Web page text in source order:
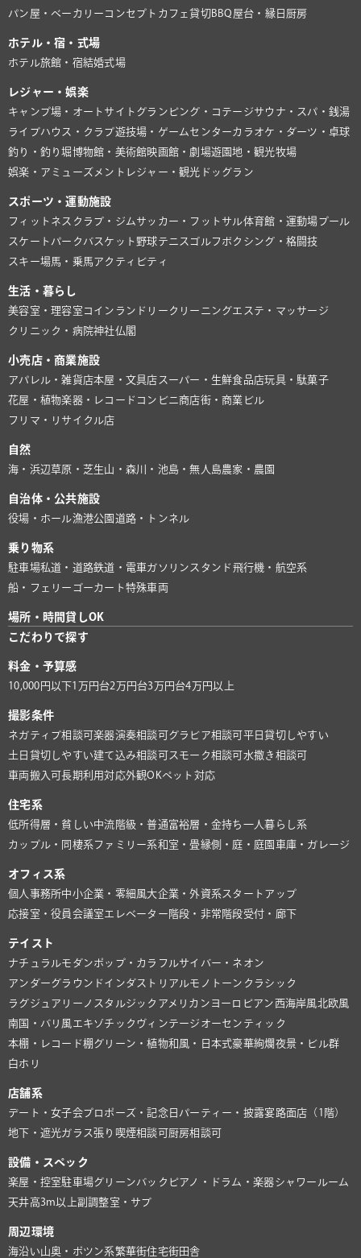
パン屋・ベーカリー コンセプトカフェ貸切BBQ 屋台・縁日 厨房
ホテル・宿・式場
ホテル旅館・宿結婚式場
レジャー・娯楽
キャンプ場・オートサイト グランピング・コテージサウナ・スパ・銭湯
ライブハウス・クラブ遊技場・ゲームセンターカラオケ・ダーツ・卓球
釣り・釣り堀博物館・美術館映画館・劇場遊園地・観光牧場
娯楽・アミューズメント レジャー・観光 ドッグラン
スポーツ・運動施設
フィットネスクラブ・ジム サッカー・フットサル体育館・運動場プール
スケートパーク バスケット 野球テニス ゴルフ ボクシング・格闘技
スキー場馬・乗馬アクティビティ
生活・暮らし
美容室・理容室 コインランドリー クリーニングエステ・マッサージ
クリニック・病院神社仏閣
小売店・商業施設
アパレル・雑貨店本屋・文具店 スーパー・生鮮食品店玩具・駄菓子
花屋・植物楽器・レコード コンビニ商店街・商業ビル
フリマ・リサイクル店
自然
海・浜辺 草原・芝生山・森川・池島・無人島農家・農園
自治体・公共施設
役場・ホール漁港公園 道路・トンネル
乗り物系
駐車場私道・道路鉄道・電車 ガソリンスタンド 飛行機・航空系
船・フェリー ゴーカート特殊車両
場所・時間貸しOK
こだわりで探す
料金・予算感
10,000円以下1万円台2万円台3万円台4万円以上
撮影条件
ネガティブ相談可楽器演奏相談可 グラビア相談可 平日貸切しやすい
土日貸切しやすい建て込み相談可 スモーク相談可 水撒き相談可
車両搬入可長期利用対応外観OKペット対応
住宅系
低所得層・貧しい中流階級・普通富裕層・金持ち 一人暮らし系
カップル・同棲系ファミリー系和室・畳縁側・庭・庭園 車庫・ガレージ
オフィス系
個人事務所中小企業・零細風大企業・外資系スタートアップ
応接室・役員会議室 エレベーター 階段・非常階段受付・廊下
テイスト
ナチュラルモダンポップ・カラフルサイバー・ネオン
アンダーグラウンド インダストリアルモノトーン クラシック
ラグジュアリー ノスタルジック アメリカン ヨーロピアン 西海岸風北欧風
南国・バリ風 エキゾチック ヴィンテージ オーセンティック
本棚・レコード棚グリーン・植物和風・日本式豪華絢爛夜景・ビル群
白ホリ
店舗系
デート・女子会プロポーズ・記念日 パーティー・披露宴路面店（1階）
地下・遮光ガラス張り 喫煙相談可 厨房相談可
設備・スペック
楽屋・控室駐車場グリーンバック ピアノ・ドラム・楽器シャワールーム
天井高3m以上副調整室・サブ
周辺環境
海沿い山奥・ポツン系繁華街住宅街田舎